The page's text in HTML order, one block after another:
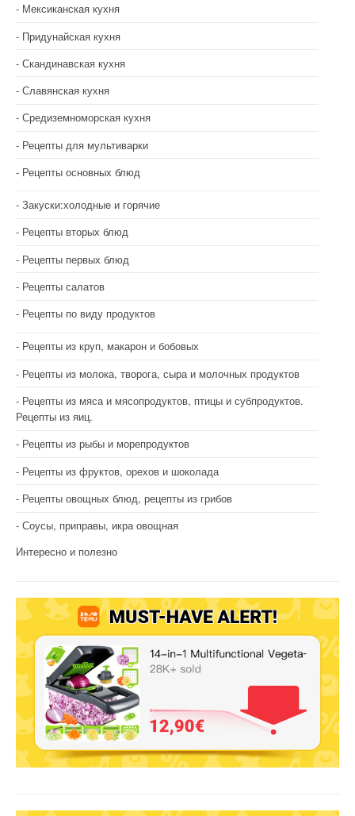
Мексиканская кухня
Придунайская кухня
Скандинавская кухня
Славянская кухня
Средиземноморская кухня
Рецепты для мультиварки
Рецепты основных блюд
Закуски:холодные и горячие
Рецепты вторых блюд
Рецепты первых блюд
Рецепты салатов
Рецепты по виду продуктов
Рецепты из круп, макарон и бобовых
Рецепты из молока, творога, сыра и молочных продуктов
Рецепты из мяса и мясопродуктов, птицы и субпродуктов.
Рецепты из яиц.
Рецепты из рыбы и морепродуктов
Рецепты из фруктов, орехов и шоколада
Рецепты овощных блюд, рецепты из грибов
Соусы, приправы, икра овощная
Интересно и полезно